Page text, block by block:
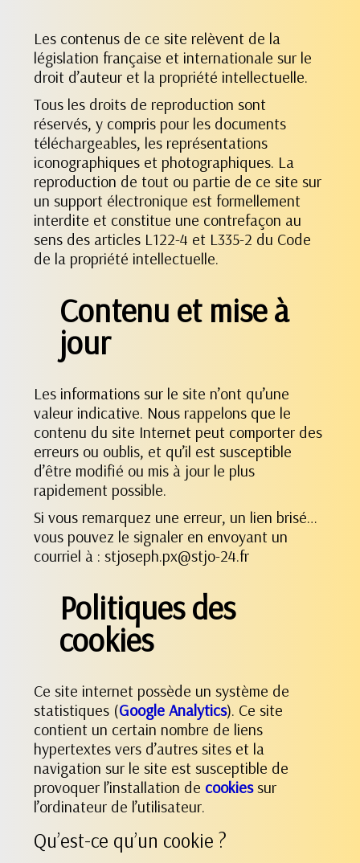
Les contenus de ce site relèvent de la
législation française et internationale sur le
droit d’auteur et la propriété intellectuelle.
Tous les droits de reproduction sont
réservés, y compris pour les documents
téléchargeables, les représentations
iconographiques et photographiques. La
reproduction de tout ou partie de ce site sur
un support électronique est formellement
interdite et constitue une contrefaçon au
sens des articles L122-4 et L335-2 du Code
de la propriété intellectuelle.
Contenu et mise à
jour
Les informations sur le site n’ont qu’une
valeur indicative. Nous rappelons que le
contenu du site Internet peut comporter des
erreurs ou oublis, et qu’il est susceptible
d’être modifié ou mis à jour le plus
rapidement possible.
Si vous remarquez une erreur, un lien brisé…
vous pouvez le signaler en envoyant un
courriel à : stjoseph.px@stjo-24.fr
Politiques des
cookies
Ce site internet possède un système de
statistiques (Google Analytics). Ce site
contient un certain nombre de liens
hypertextes vers d’autres sites et la
navigation sur le site est susceptible de
provoquer l’installation de cookiessur
l’ordinateur de l’utilisateur.
Qu’est-ce qu’un cookie ?